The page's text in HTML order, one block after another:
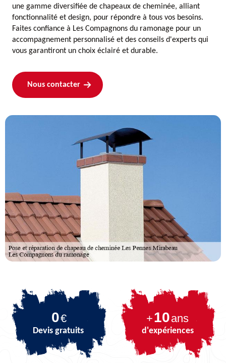
une gamme diversifiée de chapeaux de cheminée, alliant
fonctionnalité et design, pour répondre à tous vos besoins.
Faites confiance à Les Compagnons du ramonage pour un
accompagnement personnalisé et des conseils d'experts qui
vous garantiront un choix éclairé et durable.
Nous contacter
0€
Devis gratuits
+10ans
d'expériences